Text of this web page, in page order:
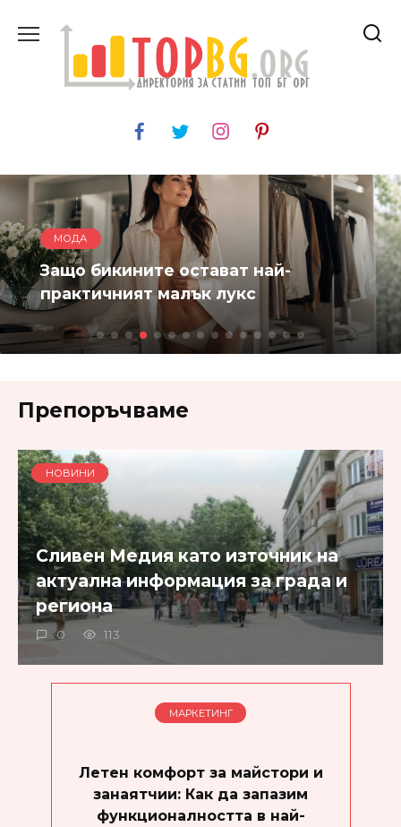
МОДА
Защо бикините остават най-
практичният малък лукс
Препоръчваме
НОВИНИ
Сливен Медия като източник на
актуална информация за града и
региона
0 113
МАРКЕТИНГ
Летен комфорт за майстори и
занаятчии: Как да запазим
функционалността в най-